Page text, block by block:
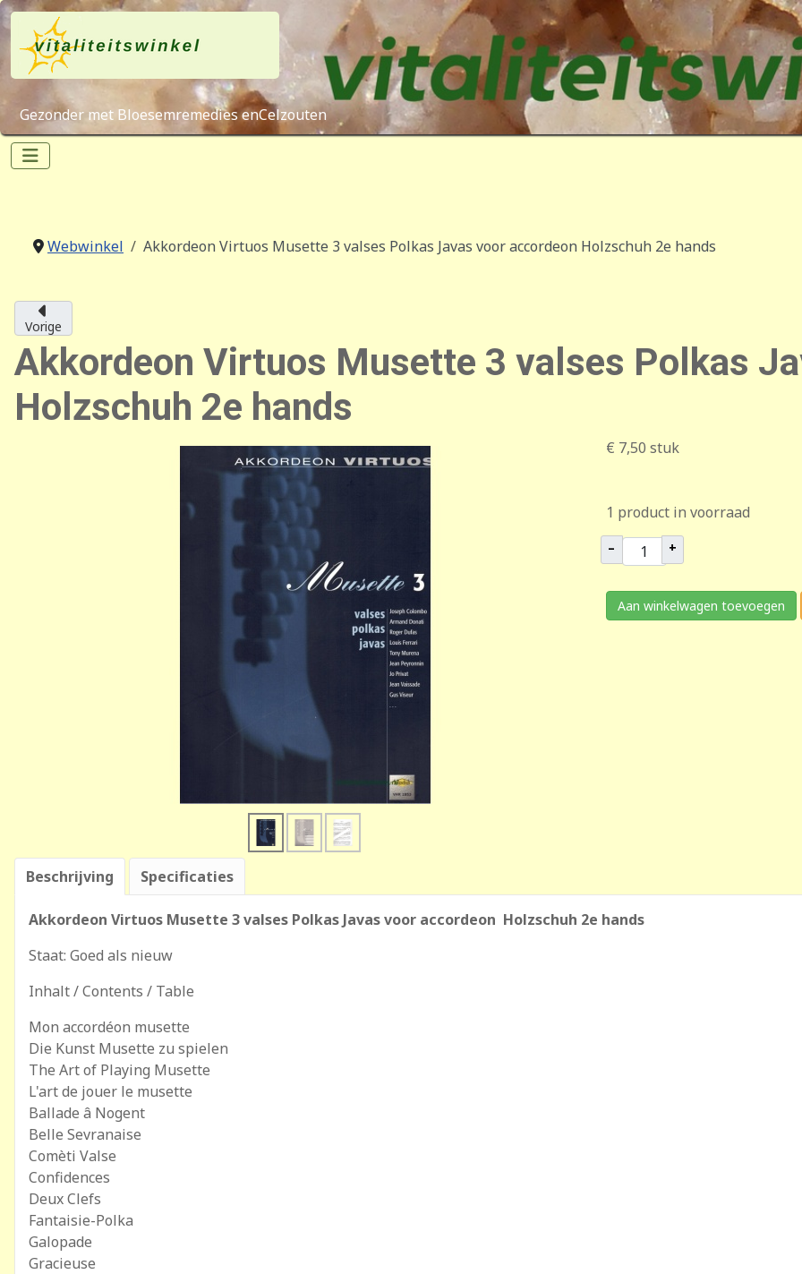
Gezonder met Bloesemremedies enCelzouten
Webwinkel Akkordeon Virtuos Musette 3 valses Polkas Javas voor accordeon Holzschuh 2e hands
Vorige
Akkordeon Virtuos Musette 3 valses Polkas
Holzschuh 2e hands
€ 7,50 stuk
1 product in voorraad
– +
Aan winkelwagen toevoegen
Beschrijving Specificaties
Akkordeon Virtuos Musette 3 valses Polkas Javas voor accordeon Holzschuh 2e hands
Staat: Goed als nieuw
Inhalt / Contents / Table
Mon accordéon musette
Die Kunst Musette zu spielen
The Art of Playing Musette
L'art de jouer le musette
Ballade â Nogent
Belle Sevranaise
Comèti Valse
Confidences
Deux Clefs
Fantaisie-Polka
Galopade
Gracieuse